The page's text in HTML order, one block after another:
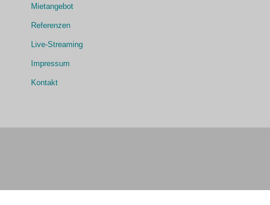
Mietangebot
Referenzen
Live-Streaming
Impressum
Kontakt